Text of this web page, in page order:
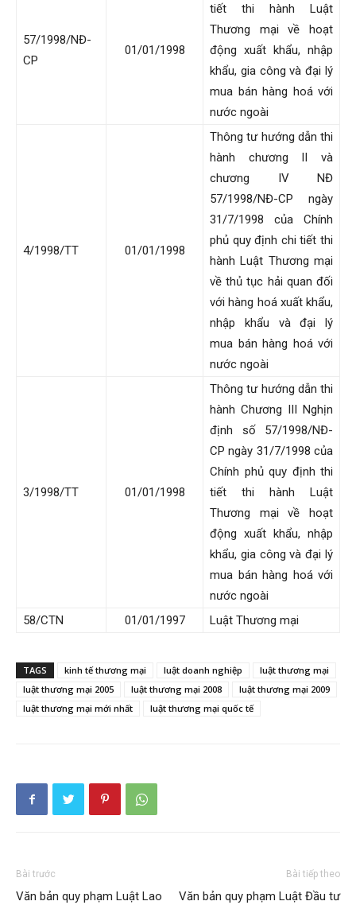
57/1998/NĐ-
CP
01/01/1998
tiết thi hành Luật
Thương mại về hoạt
động xuất khẩu, nhập
khẩu, gia công và đại lý
mua bán hàng hoá với
nước ngoài
4/1998/TT 01/01/1998
Thông tư hướng dẫn thi
hành chương II và
chương IV NĐ
57/1998/NĐ-CP ngày
31/7/1998 của Chính
phủ quy định chi tiết thi
hành Luật Thương mại
về thủ tục hải quan đối
với hàng hoá xuất khẩu,
nhập khẩu và đại lý
mua bán hàng hoá với
nước ngoài
3/1998/TT 01/01/1998
Thông tư hướng dẫn thi
hành Chương III Nghịn
định số 57/1998/NĐ-
CP ngày 31/7/1998 của
Chính phủ quy định thi
tiết thi hành Luật
Thương mại về hoạt
động xuất khẩu, nhập
khẩu, gia công và đại lý
mua bán hàng hoá với
nước ngoài
58/CTN
01/01/1997 Luật Thương mại
TAGS kinh tế thương mại luật doanh nghiệp
luật thương mại
luật thương mại 2005
luật thương mại 2008
luật thương mại 2009
luật thương mại mới nhất
luật thương mại quốc tế
Bài trước
Văn bản quy phạm Luật Lao
Bài tiếp theo
Văn bản quy phạm Luật Đầu tư